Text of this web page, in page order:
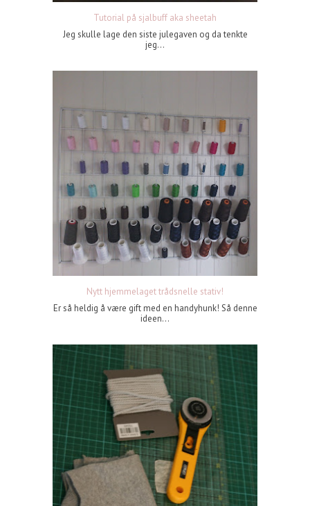
Tutorial på sjalbuff aka sheetah
Jeg skulle lage den siste julegaven og da tenkte
jeg...
Nytt hjemmelaget trådsnelle stativ!
Er så heldig å være gift med en handyhunk! Så denne
ideen...